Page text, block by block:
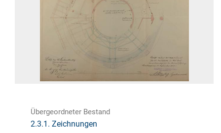
Übergeordneter Bestand
2.3.1. Zeichnungen